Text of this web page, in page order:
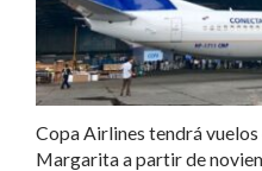
Copa Airlines tendrá
Margarita a partir de